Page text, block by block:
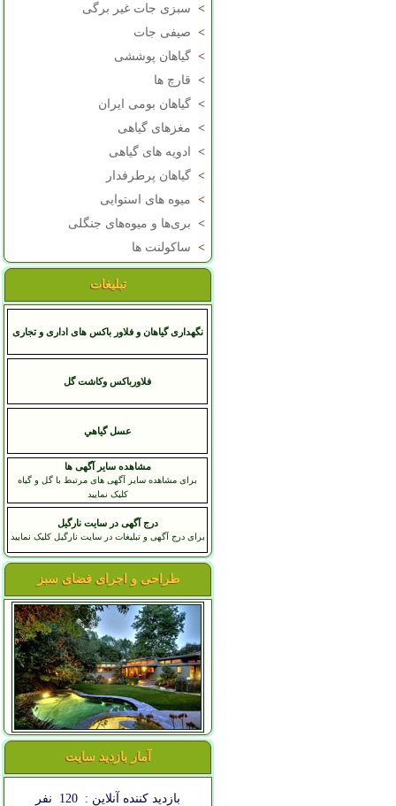
> سبزی جات غیر برگی
> صیفی جات
> گیاهان پوششی
> قارچ ها
> گیاهان بومی ایران
> مغزهای گیاهی
>
ادویه های گیاهی
> گیاهان پرطرفدار
> میوه های استوایی
> بری‌ها و میوه‌های جنگلی
> ساکولنت ها
تبلیغات
نگهداری گیاهان و فلاور باکس های اداری و تجاری
فلاورباکس وکاشت گل
عسل گياهي
مشاهده سایر آگهی ها
برای مشاهده سایر آگهی های مرتبط با گل و گیاه
کلیک نمایید
درج آگهی در سایت نارگیل
برای درج آگهی و تبلیغات در سایت نارگیل کلیک نمایید
طراحی و اجرای فضای سبز
آمار بازدید سایت
بازدید کننده آنلاین : 120 نفر